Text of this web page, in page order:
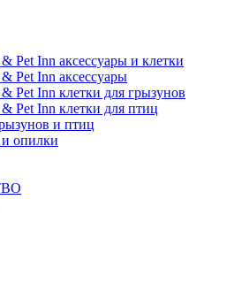
Pet Inn аксессуары и клетки
Pet Inn аксессуары
Pet Inn клетки для грызунов
Pet Inn клетки для птиц
и птиц
опилки